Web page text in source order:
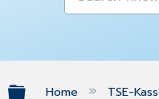
Expand/
Home TSE-